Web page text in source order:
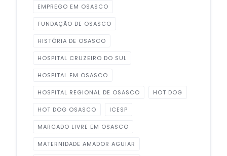
EMPREGO EM OSASCO
FUNDAÇÃO DE OSASCO
HISTÓRIA DE OSASCO
HOSPITAL CRUZEIRO DO SUL
HOSPITAL EM OSASCO
HOSPITAL REGIONAL DE OSASCO HOT DOG
HOT DOG OSASCO ICESP
MARCADO LIVRE EM OSASCO
MATERNIDADE AMADOR AGUIAR